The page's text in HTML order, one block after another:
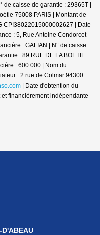
de caisse de garantie : 29365T |
75008 PARIS | Montant de
CPI38022015000002627 | Date
: 5, Rue Antoine Condorcet
: GALIAN | N° de caisse
: 89 RUE DE LA BOETIE
: 600 000 | Nom du
: 2 rue de Colmar 94300
| Date d'obtention du
financièrement indépendante